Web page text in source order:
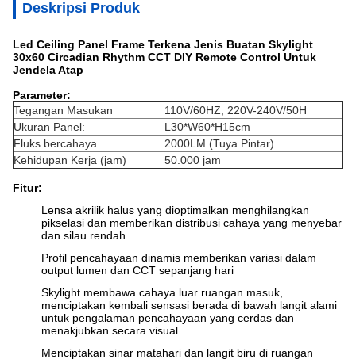
Deskripsi Produk
Led Ceiling Panel Frame Terkena Jenis Buatan Skylight
30x60 Circadian Rhythm CCT DIY Remote Control Untuk
Jendela Atap
Parameter:
Tegangan Masukan
110V/60HZ, 220V-240V/50H
Ukuran Panel:
L30*W60*H15cm
Fluks bercahaya
2000LM (Tuya Pintar)
Kehidupan Kerja (jam)
50.000 jam
Fitur:
Lensa akrilik halus yang dioptimalkan menghilangkan
pikselasi dan memberikan distribusi cahaya yang menyebar
dan silau rendah
Profil pencahayaan dinamis memberikan variasi dalam
output lumen dan CCT sepanjang hari
Skylight membawa cahaya luar ruangan masuk,
menciptakan kembali sensasi berada di bawah langit alami
untuk pengalaman pencahayaan yang cerdas dan
menakjubkan secara visual.
Menciptakan sinar matahari dan langit biru di ruangan